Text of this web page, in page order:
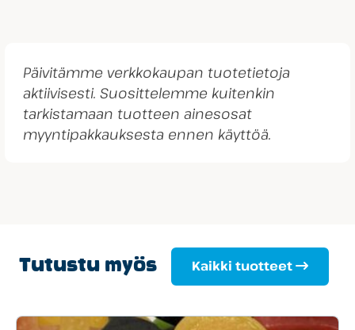
Päivitämme verkkokaupan tuotetietoja
aktiivisesti. Suosittelemme kuitenkin
tarkistamaan tuotteen ainesosat
myyntipakkauksesta ennen käyttöä.
Tutustu myös Kaikki tuotteet